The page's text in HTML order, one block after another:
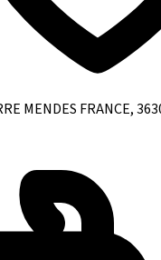
MENDES FRANCE,